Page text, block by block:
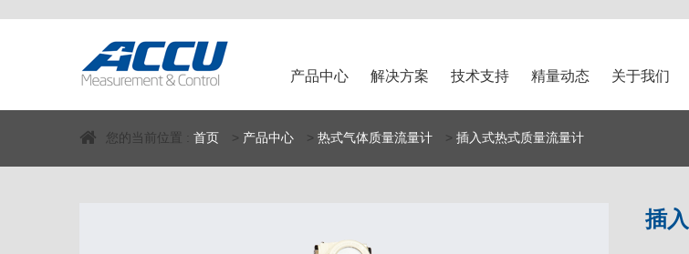
产品中心 解决方案 技术支持 精量动态 关于我们
您的当前位置 : 首页 > 产品中心 > 热式气体质量流量计 > 插入式热式质量流量计
插